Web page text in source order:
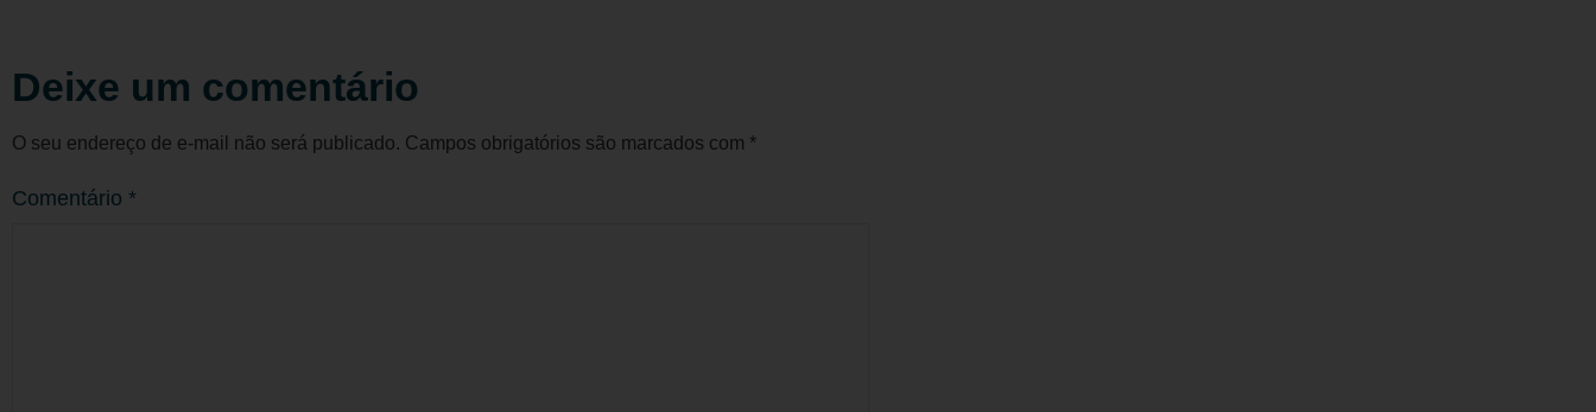
Deixe um comentário
O seu endereço de e-mail não será publicado. Campos obrigatórios são marcados com *
Comentário *